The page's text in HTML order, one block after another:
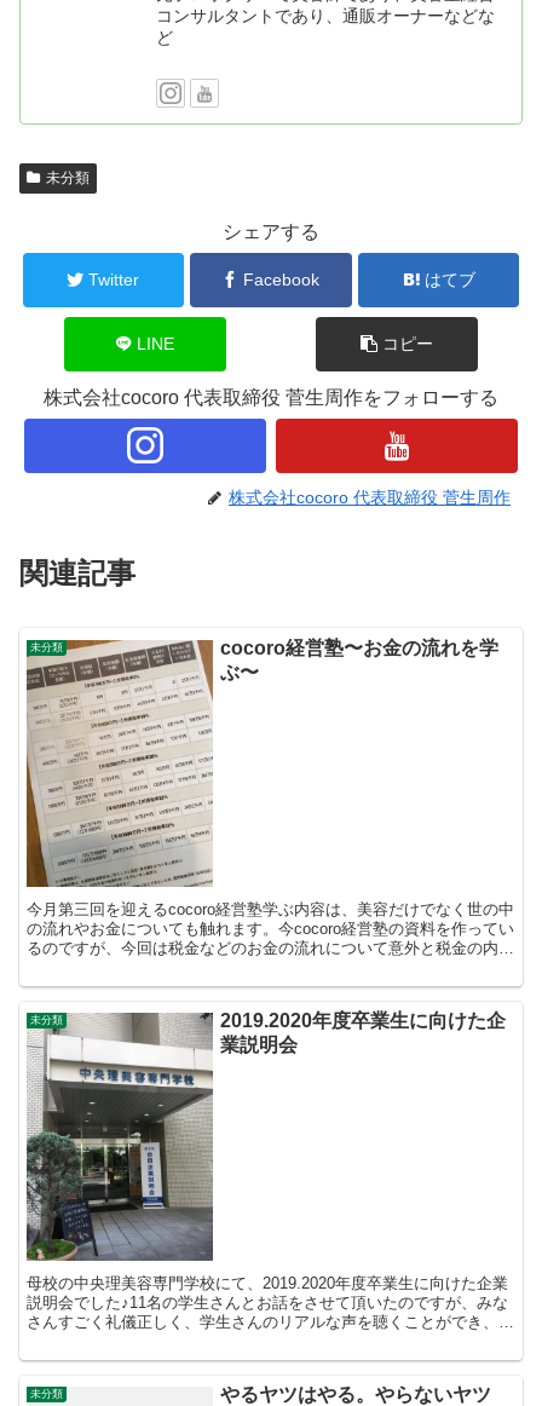
コンサルタントであり、通販オーナーなどな
ど
未分類
シェアする
Twitter Facebook はてブ
LINE コピー
株式会社cocoro 代表取締役 菅生周作をフォローする
株式会社cocoro 代表取締役 菅生周作
関連記事
未分類
cocoro経営塾〜お金の流れを学
ぶ〜
今月第三回を迎えるcocoro経営塾学ぶ内容は、美容だけでなく世の中
の流れやお金についても触れます。今cocoro経営塾の資料を作ってい
るのですが、今回は税金などのお金の流れについて意外と税金の内訳
未分類
2019.2020年度卒業生に向けた企
業説明会
母校の中央理美容専門学校にて、2019.2020年度卒業生に向けた企業
説明会でした♪11名の学生さんとお話をさせて頂いたのですが、みな
さんすごく礼儀正しく、学生さんのリアルな声を聴くことができ、と
未分類
やるヤツはやる。やらないヤツ